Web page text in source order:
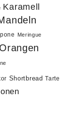
Karamell
Meringue
Orangen
Shortbread Tarte